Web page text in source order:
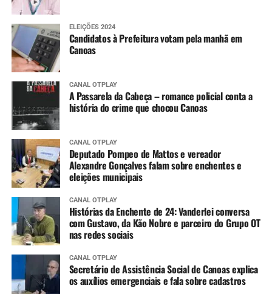
ELEIÇÕES 2024
Candidatos à Prefeitura votam pela manhã em
Canoas
CANAL OTPLAY
A Passarela da Cabeça – romance policial conta a
história do crime que chocou Canoas
CANAL OTPLAY
Deputado Pompeo de Mattos e vereador
Alexandre Gonçalves falam sobre enchentes e
eleições municipais
CANAL OTPLAY
Histórias da Enchente de 24: Vanderlei conversa
com Gustavo, da Kão Nobre e parceiro do Grupo OT
nas redes sociais
CANAL OTPLAY
Secretário de Assistência Social de Canoas explica
os auxílios emergenciais e fala sobre cadastros